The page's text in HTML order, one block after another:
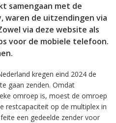
samengaan met de
waren de uitzendingen via
via deze website als
voor de mobiele telefoon.
kregen eind 2024 de
gaan zenden. Omdat
omroep is, moest de omroep
restcapaciteit op de multiplex in
een gedeelde zender voor